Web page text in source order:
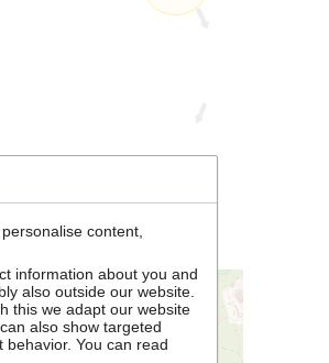
content,
information about you and
also outside our website.
this we adapt our website
also show targeted
You can read